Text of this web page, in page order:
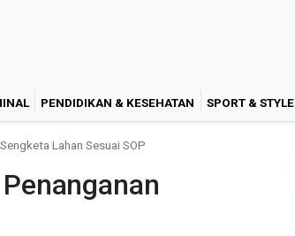
PENDIDIKAN & KESEHATAN SPORT & STYLE
Lahan Sesuai SOP